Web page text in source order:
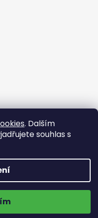
. Dalším
souhlas s
místa